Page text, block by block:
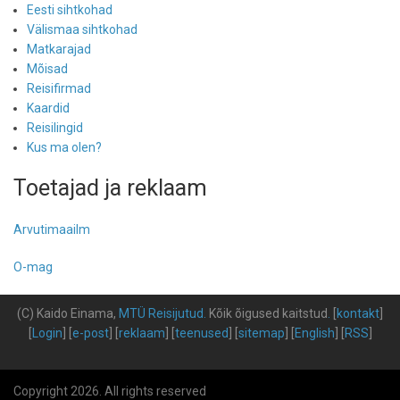
Eesti sihtkohad
Välismaa sihtkohad
Matkarajad
Mõisad
Reisifirmad
Kaardid
Reisilingid
Kus ma olen?
Toetajad ja reklaam
Arvutimaailm
O-mag
(C) Kaido Einama, MTÜ Reisijutud. Kõik õigused kaitstud. kontakt
Login e-post] [ reklaam teenused sitemap English RSS
Copyright 2026. All rights reserved